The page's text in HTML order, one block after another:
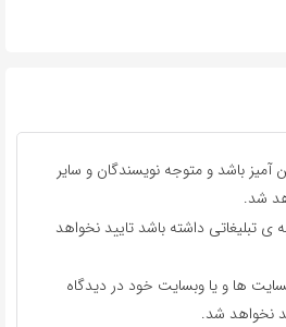
باشد و متوجه نویسندگان و سایر
شد.
ی تبلیغاتی داشته باشد تایید نخواهد
ها و یا وبسایت خود در دیدگاه
نخواهد شد.